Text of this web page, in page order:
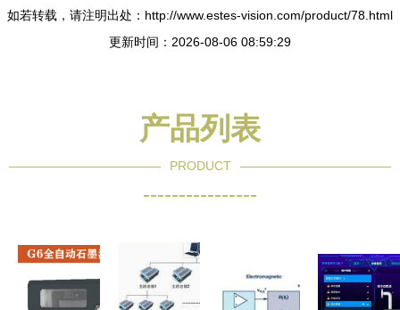
如若转载，请注明出处：http://www.estes-vision.com/product/78.html
更新时间：2026-08-06 08:59:29
产品列表
PRODUCT
----------------